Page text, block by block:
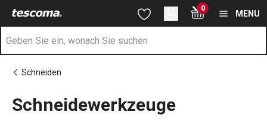
Sie befinden sich auf der Schneidewerkzeuge Seite
Zum Hauptinhalt springen
Zur Suche springen
Zur Navigation springen 0
MENU
Schneiden
Schneidewerkzeuge